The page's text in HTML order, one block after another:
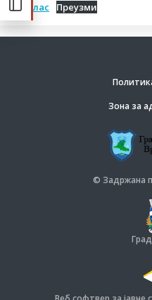
Оглас Преузми
Зона за
© Задржана